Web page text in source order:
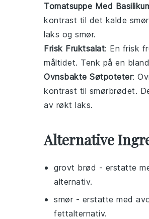
Tomatsuppe Med
kontrast til det kalde
laks og smør.
Frisk Fruktsalat: En frisk
måltidet. Tenk på en
Ovnsbakte Søtpoteter:
kontrast til smørbrødet.
av røkt laks.
Alternative
grovt brød - erstatte
alternativ.
smør - erstatte med
fettalternativ.